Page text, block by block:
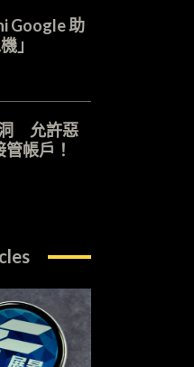
Google 助
」
洞 允許惡
帳戶！